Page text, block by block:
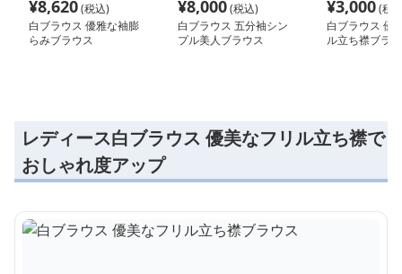
¥8,620(税込)
白ブラウス 優雅な袖膨
らみブラウス
¥8,000(税込)
白ブラウス 五分袖シン
プル美人ブラウス
¥3,000(税
白ブラウス 優
ル立ち襟ブラ
レディース白ブラウス 優美なフリル立ち襟で
おしゃれ度アップ